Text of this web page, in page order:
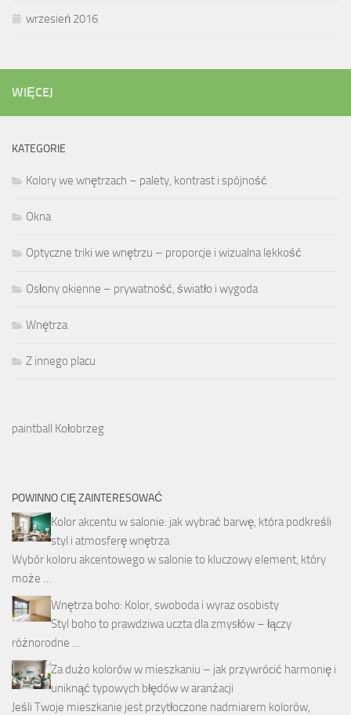
wrzesień 2016
WIĘCEJ
KATEGORIE
Kolory we wnętrzach – palety, kontrast i spójność
Okna
Optyczne triki we wnętrzu – proporcje i wizualna lekkość
Osłony okienne – prywatność, światło i wygoda
Wnętrza
Z innego placu
paintball Kołobrzeg
POWINNO CIĘ ZAINTERESOWAĆ
Kolor akcentu w salonie: jak wybrać barwę, która podkreśli
styl i atmosferę wnętrza
Wybór koloru akcentowego w salonie to kluczowy element, który
może …
Wnętrza boho: Kolor, swoboda i wyraz osobisty
Styl boho to prawdziwa uczta dla zmysłów – łączy
różnorodne …
Za dużo kolorów w mieszkaniu – jak przywrócić harmonię i
uniknąć typowych błędów w aranżacji
Jeśli Twoje mieszkanie jest przytłoczone nadmiarem kolorów,